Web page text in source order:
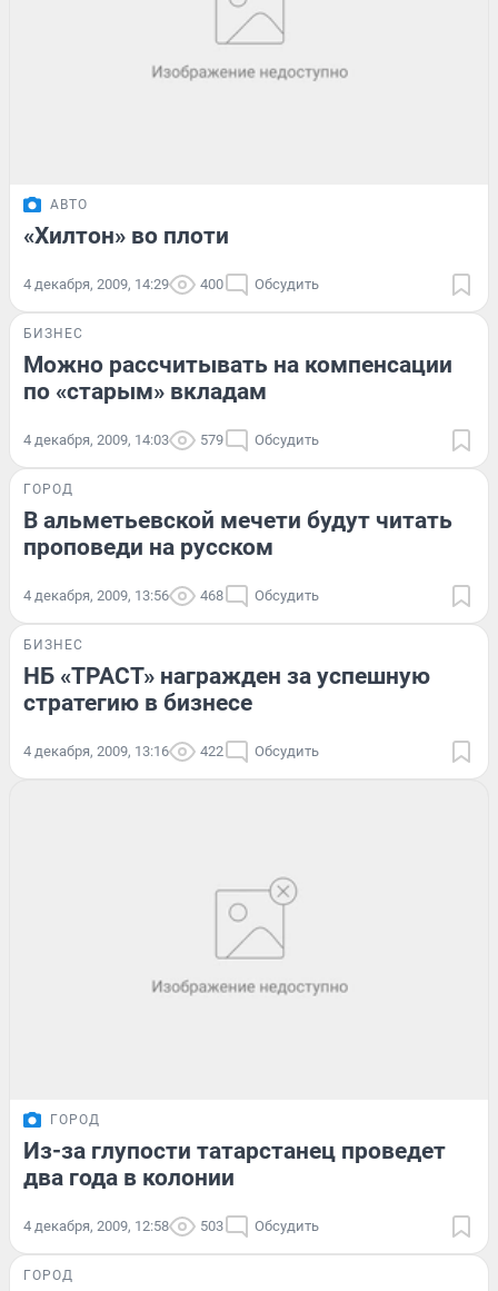
АВТО
«Хилтон» во плоти
4 декабря, 2009, 14:29 400 Обсудить
БИЗНЕС
Можно рассчитывать на компенсации
по «старым» вкладам
4 декабря, 2009, 14:03 579 Обсудить
ГОРОД
В альметьевской мечети будут читать
проповеди на русском
4 декабря, 2009, 13:56 468 Обсудить
БИЗНЕС
НБ «ТРАСТ» награжден за успешную
стратегию в бизнесе
4 декабря, 2009, 13:16 422 Обсудить
ГОРОД
Из-за глупости татарстанец проведет
два года в колонии
4 декабря, 2009, 12:58 503 Обсудить
ГОРОД